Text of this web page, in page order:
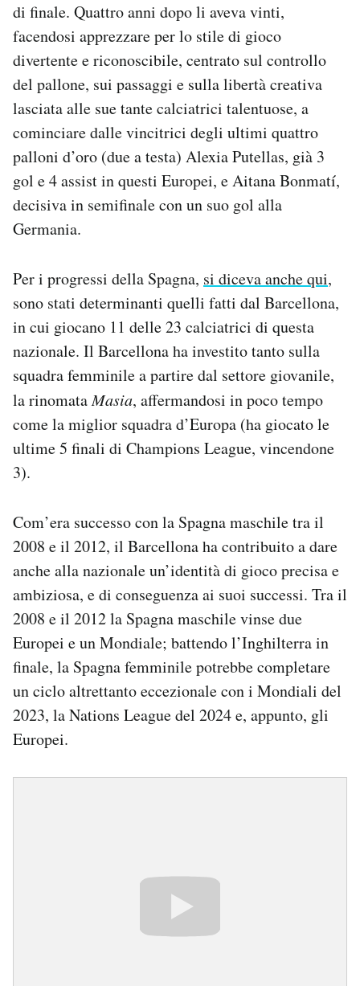
di finale. Quattro anni dopo li aveva vinti,
facendosi apprezzare per lo stile di gioco
divertente e riconoscibile, centrato sul controllo
del pallone, sui passaggi e sulla libertà creativa
lasciata alle sue tante calciatrici talentuose, a
cominciare dalle vincitrici degli ultimi quattro
palloni d’oro (due a testa) Alexia Putellas, già 3
gol e 4 assist in questi Europei, e Aitana Bonmatí,
decisiva in semifinale con un suo gol alla
Germania.
Per i progressi della Spagna, si diceva anche qui,
sono stati determinanti quelli fatti dal Barcellona,
in cui giocano 11 delle 23 calciatrici di questa
nazionale. Il Barcellona ha investito tanto sulla
squadra femminile a partire dal settore giovanile,
la rinomataMasia, affermandosi in poco tempo
come la miglior squadra d’Europa (ha giocato le
ultime 5 finali di Champions League, vincendone
3).
Com’era successo con la Spagna maschile tra il
2008 e il 2012, il Barcellona ha contribuito a dare
anche alla nazionale un’identità di gioco precisa e
ambiziosa, e di conseguenza ai suoi successi. Tra il
2008 e il 2012 la Spagna maschile vinse due
Europei e un Mondiale; battendo l’Inghilterra in
finale, la Spagna femminile potrebbe completare
un ciclo altrettanto eccezionale con i Mondiali del
2023, la Nations League del 2024 e, appunto, gli
Europei.